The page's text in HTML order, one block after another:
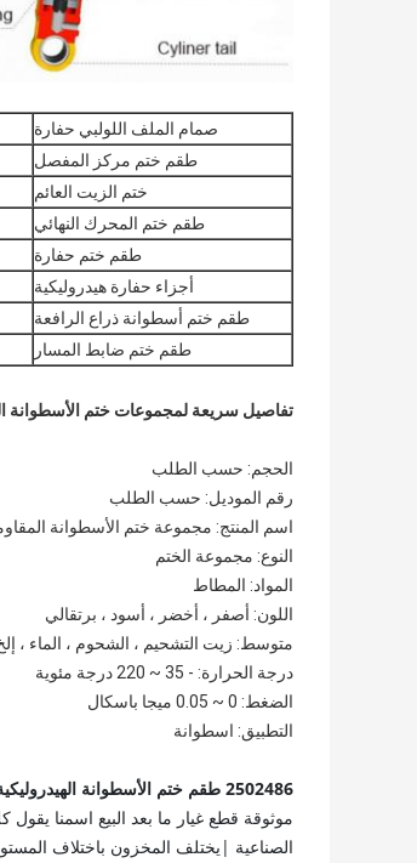
صمام الملف اللولبي حفارة
طقم ختم مركز المفصل
ختم الزيت العائم
طقم ختم المحرك النهائي
طقم ختم حفارة
أجزاء حفارة هيدروليكية
طقم ختم أسطوانة ذراع الرافعة
طقم ختم ضابط المسار
تفاصيل سريعة لمجموعات ختم الأسطوانة
الحجم: حسب الطلب
رقم الموديل: حسب الطلب
اسم المنتج: مجموعة ختم الأسطوانة
النوع: مجموعة الختم
المواد: المطاط
اللون: أصفر ، أخضر ، أسود ، برتقالي
متوسط: زيت التشحيم ، الشحوم ، الماء ،
درجة الحرارة: - 35 ~ 220 درجة مئوية
الضغط: 0 ~ 0.05 ميجا باسكال
التطبيق: اسطوانة
2502486 طقم ختم الأسطوانة الهيدروليكية الجديد يناسب النماذج الصناعية
موثوقة قطع غيار ما بعد البيع اسمنا
الصناعية |يختلف المخزون باختلاف